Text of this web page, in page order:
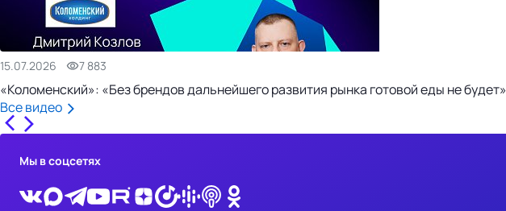
15.07.2026 7 883
«Коломенский»: «Без брендов дальнейшего развития рынка готовой еды не будет»
Все видео
Мы в соцсетях